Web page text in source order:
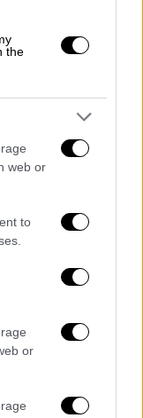
the
web or
to
or
παρόλο
δεξαμενών. Η
μελέτες
για
η ΔΕΥΑΧ
εγκατάσταση
Οδική
υψηλής
πάνω στην
ταυτόχρονη
έργων για τον